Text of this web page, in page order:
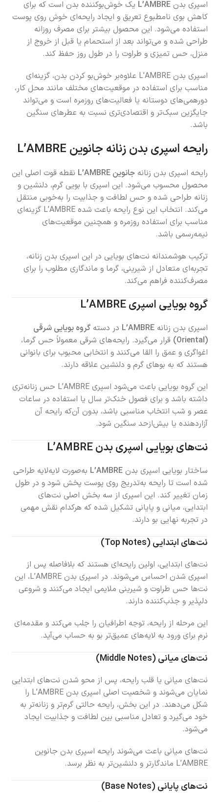
اسپری بدنL’AMBRE یک خوش‌بوکننده بدن است که برای
کاهش بوی نامطبوع تعریق و ایجاد رایحه‌ای خوش روی پوست
استفاده می‌شود. این محصول بیشتر برای مصرف روزانه
طراحی شده و می‌تواند بعد از استحمام یا قبل از خروج از
منزل، حس تمیزی و طراوت را در طول روز حفظ کند.
اسپری بدن L’AMBRE علاوه‌بر خوش‌بو کردن بدن، گزینه‌ای
مناسب برای استفاده در موقعیت‌های مختلف مانند محل کار،
دورهمی‌های دوستانه یا فعالیت‌های روزمره است و می‌تواند
جایگزین سبک‌تر و اقتصادی‌تری نسبت به عطرهای سنگین
باشد.
رایحه اسپری بدن زنانه جانوین L’AMBRE
رایحه اسپری بدن زنانهجانوین L’AMBRE
نقطه قوت اصلی این
محصول محسوب می‌شود. این اسپری با بویی گرم، دلنشین و
زنانه طراحی شده و حس لطافت و جذابیت را به‌خوبی منتقل
می‌کند. انتخاب این نوع رایحه باعث شده L’AMBRE گزینه‌ای
مناسب برای استفاده روزمره و همچنین موقعیت‌های
نیمه‌رسمی باشد.
ترکیب هوشمندانه نت‌های بویایی در این اسپری بدن زنانه،
تجربه‌ای متعادل از شیرینی، گرما و ماندگاری مطلوب را برای
مصرف‌کننده فراهم می‌کند.
گروه بویایی اسپری L’AMBRE
اسپری بدن زنانهL’AMBRE در دستهگروه بویایی شرقی
(Oriental)
قرار می‌گیرد. رایحه‌های شرقی معمولاً حس گرما،
اغواگری و عمق را القا می‌کنند و انتخابی محبوب برای بانوانی
هستند که به بوهای گرم و دلنشین علاقه دارند.
این گروه بویایی باعث می‌شود اسپری L’AMBRE حس زنانه‌تری
داشته باشد و برای فصول خنک‌تر سال یا استفاده در ساعات
عصر و شب انتخاب مناسبی باشد، بدون آن‌که رایحه آن
آزاردهنده یا بیش‌ازحد سنگین شود.
نت‌های بویایی اسپری بدن L’AMBRE
ساختار بویایی اسپری بدنL’AMBRE به‌صورت لایه‌لایه طراحی
شده است تا رایحه به‌تدریج روی پوست پخش شود و در طول
زمان تغییر کند. این اسپری از سه بخش اصلی نت‌های
ابتدایی، میانی و پایانی تشکیل شده که هرکدام نقش مهمی
در تجربه نهایی بو دارند.
نت‌های ابتدایی (Top Notes)
نت‌های ابتدایی، اولین رایحه‌ای هستند که بلافاصله پس از
اسپری شدن احساس می‌شوند. در اسپری بدن L’AMBRE، این
نت‌ها حس طراوت و شیرینی ملایمی ایجاد می‌کنند و شروعی
دلپذیر و جذب‌کننده دارند.
این مرحله از رایحه، توجه اطرافیان را جلب می‌کند و مقدمه‌ای
نرم برای ورود به لایه‌های عمیق‌تر بو به حساب می‌آید.
نت‌های میانی (Middle Notes)
نت‌های میانی یا قلب رایحه، پس از محو شدن نت‌های ابتدایی
نمایان می‌شوند و شخصیت اصلی اسپری بدن L’AMBRE را
شکل می‌دهند. در این بخش، رایحه حالتی گرم‌تر و زنانه‌تر به
خود می‌گیرد و تعادل مناسبی بین لطافت و جذابیت ایجاد
می‌شود.
نت‌های میانی باعث می‌شوند رایحه اسپری بدن جانوین
L’AMBRE ماندگارتر و دلنشین‌تر به نظر برسد.
نت‌های پایانی (Base Notes)